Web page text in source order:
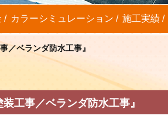
カラーシミュレーション 施工実績
ベランダ防水工事』
工事／ベランダ防水工事』